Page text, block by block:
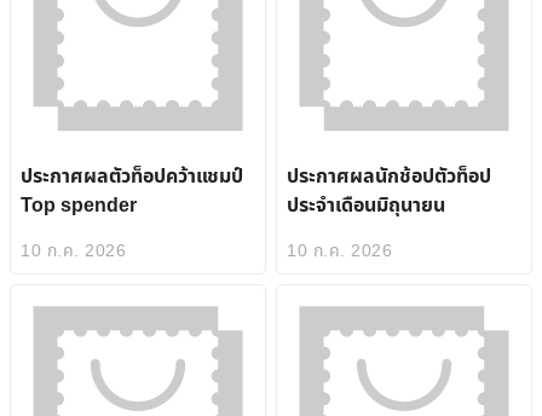
ประกาศผลตัวท็อปคว้าแชมป์
Top spender
10 ก.ค. 2026
ประกาศผลนักช้อปตัวท็อป
ประจำเดือนมิถุนายน
10 ก.ค. 2026